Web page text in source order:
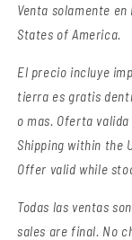
Venta solamente
States of America.
El precio incluye
tierra es gratis
o mas. Oferta
Shipping within the
Offer valid while
Todas las ventas
sales are final. No